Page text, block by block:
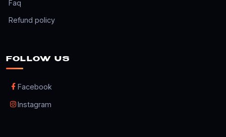
Faq
Refund policy
FOLLOW US
Facebook
Instagram